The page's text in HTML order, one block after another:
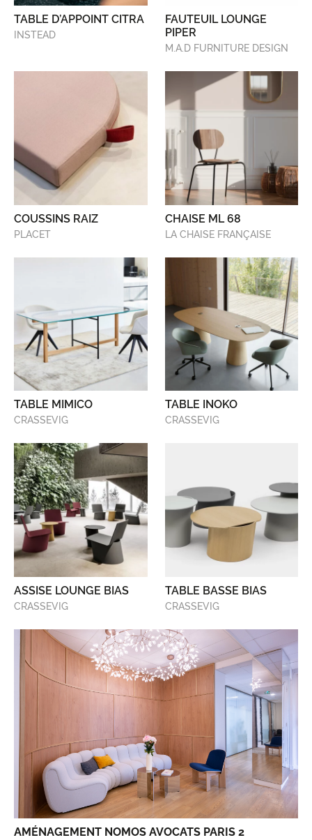
TABLE D’APPOINT CITRA
INSTEAD
FAUTEUIL LOUNGE
PIPER​ ​
M.A.D FURNITURE DESIGN​
COUSSINS RAIZ
PLACET
CHAISE ML 68
LA CHAISE FRANÇAISE
TABLE MIMICO
CRASSEVIG
TABLE INOKO
CRASSEVIG
ASSISE LOUNGE BIAS
CRASSEVIG
TABLE BASSE BIAS
CRASSEVIG
AMÉNAGEMENT NOMOS AVOCATS PARIS 2